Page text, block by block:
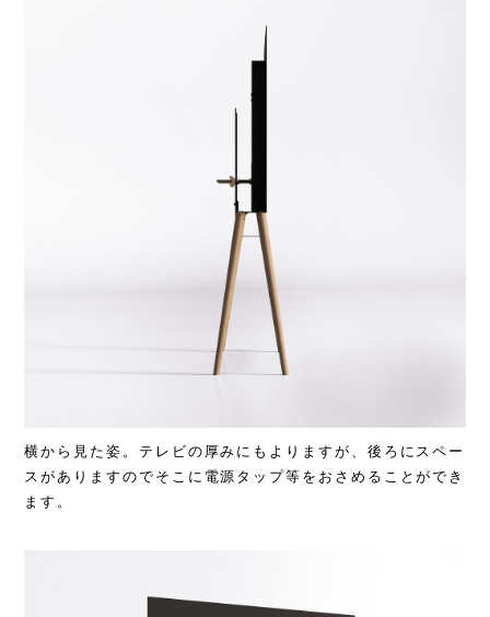
横から見た姿。テレビの厚みにもよりますが、後ろにスペー
スがありますのでそこに電源タップ等をおさめることができ
ます。